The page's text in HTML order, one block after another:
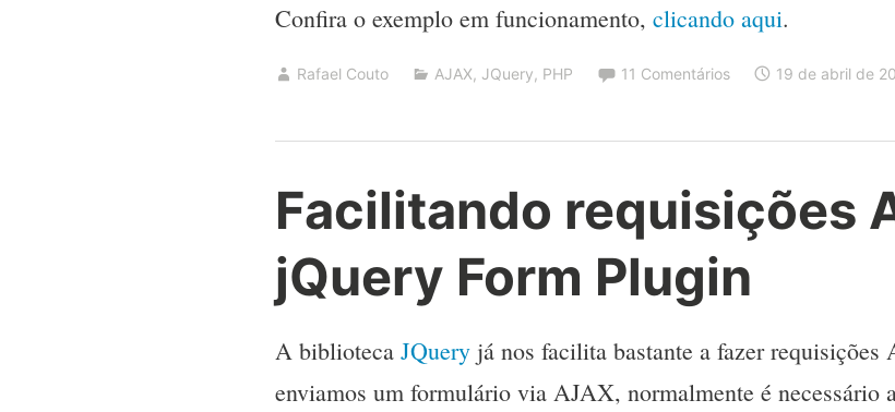
Confira o exemplo em funcionamento, clicando aqui.
Rafael Couto AJAX, JQuery, PHP 11 Comentários 19 de abril de
Facilitando requisições
jQuery Form Plugin
A biblioteca JQuery já nos facilita bastante a fazer requisições
enviamos um formulário via AJAX, normalmente é necessário